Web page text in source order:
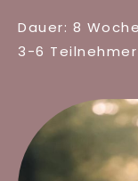
Dauer: 8
3-6 Teilnehmer